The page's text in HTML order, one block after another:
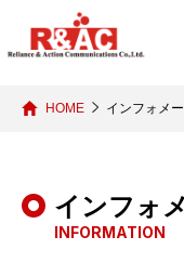
インフォ
INFORMATION
HOME インフォメ